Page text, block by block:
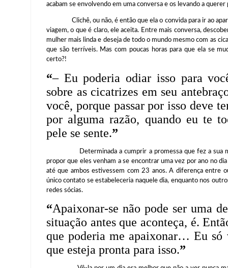
acabam se envolvendo em uma conversa e os levando a
Clichê, ou não, é então que ela o convida para ir ao
viagem, o que é claro, ele aceita. Entre mais conversa,
mulher mais linda e deseja de todo o mundo mesmo com as
que são terríveis. Mas com poucas horas para que ela se
certo?!
“– Eu poderia odiar isso para
sobre as cicatrizes em seu
você, porque passar por isso deve
por alguma razão, quando eu te
pele se sente.”
Determinada a cumprir a promessa que fez a sua mãe
propor que eles venham a se encontrar uma vez por ano no
até que ambos estivessem com 23 anos. A diferença entre
único contato se estabeleceria naquele dia, enquanto nos
redes sócias.
“Apaixonar-se não pode ser uma
situação antes que aconteça, é.
que poderia me apaixonar… Eu só
que esteja pronta para isso.”